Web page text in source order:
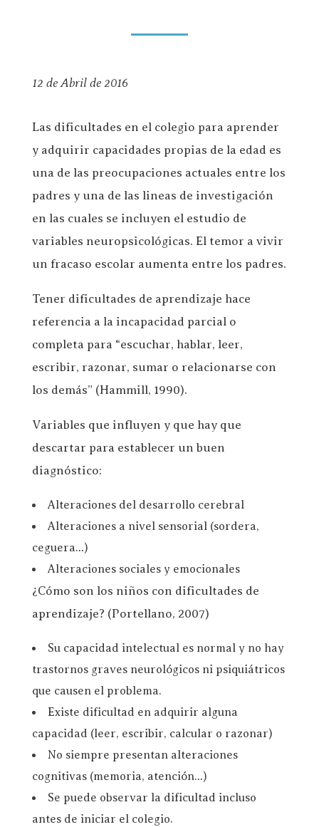
12 de Abril de 2016
Las dificultades en el colegio para aprender
y adquirir capacidades propias de la edad es
una de las preocupaciones actuales entre los
padres y una de las lineas de investigación
en las cuales se incluyen el estudio de
variables neuropsicológicas. El temor a vivir
un fracaso escolar aumenta entre los padres.
Tener dificultades de aprendizaje hace
referencia a la incapacidad parcial o
completa para “escuchar, hablar, leer,
escribir, razonar, sumar o relacionarse con
los demás” (Hammill, 1990).
Variables que influyen y que hay que
descartar para establecer un buen
diagnóstico:
Alteraciones del desarrollo cerebral
Alteraciones a nivel sensorial (sordera,
ceguera…)
Alteraciones sociales y emocionales
¿Cómo son los niños con dificultades de
aprendizaje? (Portellano, 2007)
Su capacidad intelectual es normal y no hay
trastornos graves neurológicos ni psiquiátricos
que causen el problema.
Existe dificultad en adquirir alguna
capacidad (leer, escribir, calcular o razonar)
No siempre presentan alteraciones
cognitivas (memoria, atención…)
Se puede observar la dificultad incluso
antes de iniciar el colegio.